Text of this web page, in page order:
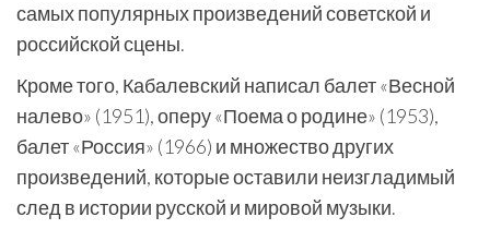
самых популярных произведений советской и
российской сцены.
Кроме того, Кабалевский написал балет «Весной
налево» (1951), оперу «Поема о родине» (1953),
балет «Россия» (1966) и множество других
произведений, которые оставили неизгладимый
след в истории русской и мировой музыки.